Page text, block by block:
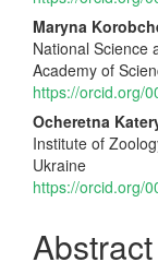
Maryna
National Science
Academy of
https://orcid.org/
Ocheretna
Institute of
Ukraine
https://orcid.org/
Abstract